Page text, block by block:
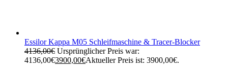
Essilor Kappa M05 Schleifmaschine & Tracer-Blocker
4136,00€ Ursprünglicher Preis war:
4136,00€3900,00€Aktueller Preis ist: 3900,00€.